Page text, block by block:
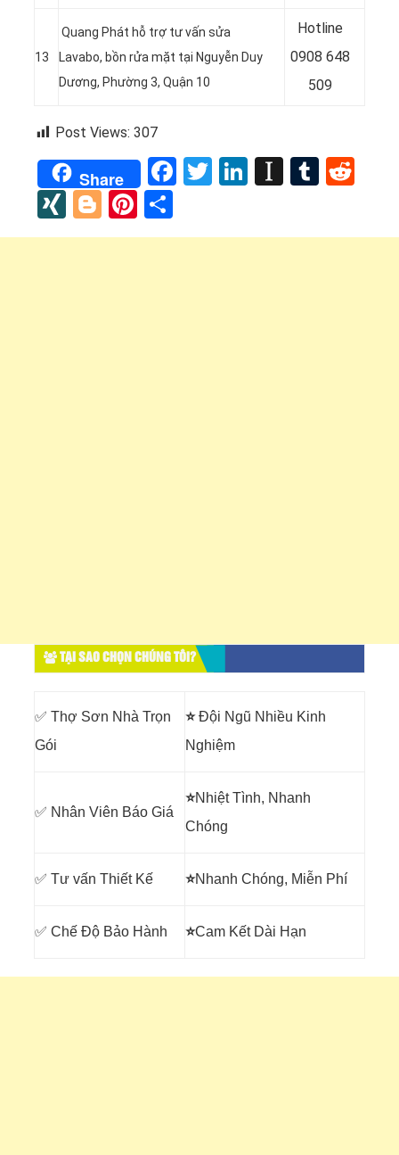
13
Quang Phát hỗ trợ tư vấn sửa
Lavabo, bồn rửa mặt tại Nguyễn Duy
Dương, Phường 3, Quận 10
Hotline
0908 648
509
Post Views: 307
Share Facebook
Twitter
LinkedIn
XINGBloggerPinterest
TẠI SAO CHỌN CHÚNG TÔI?
✅ Thợ Sơn Nhà Trọn
Gói
⭐Đội Ngũ Nhiều Kinh
Nghiệm
✅ Nhân Viên Báo Giá
⭐Nhiệt Tình, Nhanh
Chóng
✅ Tư vấn Thiết Kế ⭐Nhanh Chóng, Miễn Phí
✅ Chế Độ Bảo Hành ⭐Cam Kết Dài Hạn